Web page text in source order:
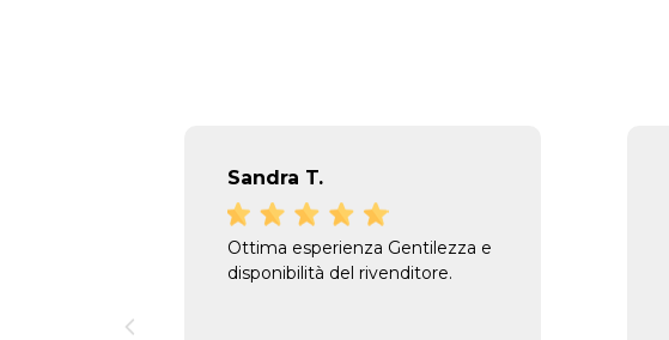
Sandra T.
Ottima esperienza Gentilezza e
disponibilità del rivenditore.